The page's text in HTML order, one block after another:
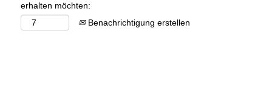
erhalten möchten:
Benachrichtigung erstellen